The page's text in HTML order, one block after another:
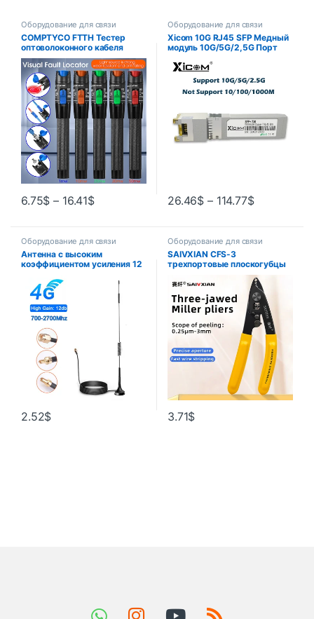
Оборудование для связи
COMPTYCO FTTH Тестер
оптоволоконного кабеля
Ручка 1/10/20/30/50 МВт
Визуальный локатор
неисправностей SC/FC/ST
Интерфейс 2,5 мм VFL
Диапазон 5-50 км
6.75$ – 16.41$
Оборудование для связи
Xicom 10G RJ45 SFP Медный
модуль 10G/5G/2,5G Порт
10GBase-T RJ45 Совместим с
Ethernet-коммутатором
Cisco/Mikrotik
26.46$ – 114.77$
Оборудование для связи
Антенна с высоким
коэффициентом усиления 12
штекерный разъем 700-2700
МГц, GSM внешний
маршрутизатор, магнитная
антенна LTE, усилитель
сигнала
2.52$
Оборудование для связи
SAIVXIAN CFS-3
трехпортовые плоскогубцы
для зачистки оптического
волокна, инструменты для
зачистки проводов FTTH,
плоскогубцы для зачистки
оптического волокна,
инструмент
3.71$